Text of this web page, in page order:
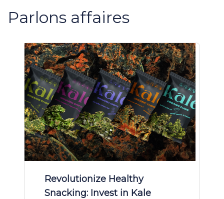
Parlons affaires
Revolutionize Healthy
Snacking: Invest in Kale